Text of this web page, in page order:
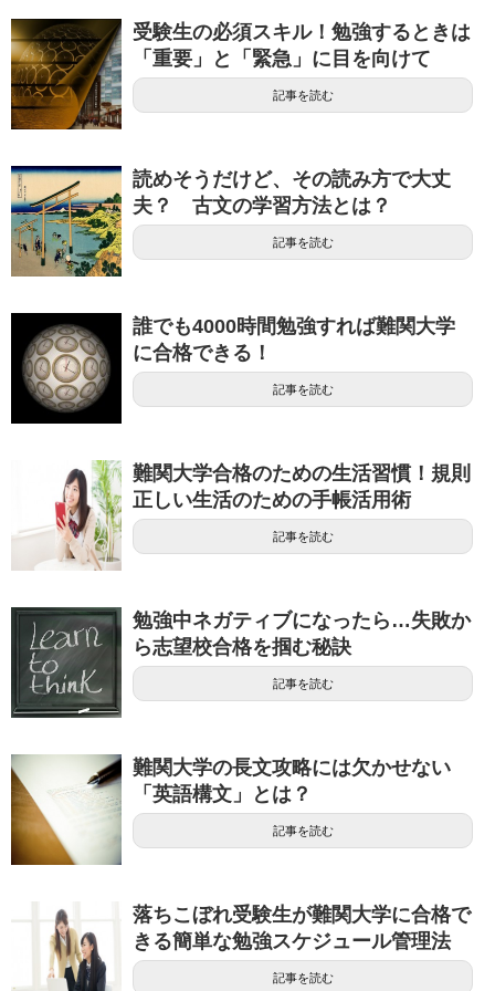
受験生の必須スキル！勉強するときは
「重要」と「緊急」に目を向けて
記事を読む
読めそうだけど、その読み方で大丈
夫？ 古文の学習方法とは？
記事を読む
誰でも4000時間勉強すれば難関大学
に合格できる！
記事を読む
難関大学合格のための生活習慣！規則
正しい生活のための手帳活用術
記事を読む
勉強中ネガティブになったら…失敗か
ら志望校合格を掴む秘訣
記事を読む
難関大学の長文攻略には欠かせない
「英語構文」とは？
記事を読む
落ちこぼれ受験生が難関大学に合格で
きる簡単な勉強スケジュール管理法
記事を読む